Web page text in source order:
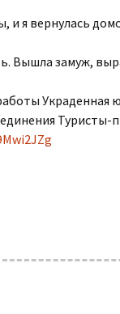
и я вернулась
Вышла замуж,
Туристы-